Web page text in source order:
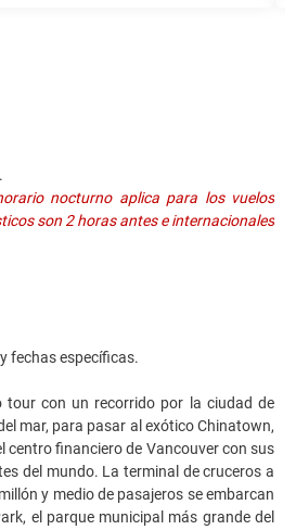
nocturno aplica para los vuelos
son 2 horas antes e internacionales
fechas específicas.
tour con un recorrido por la ciudad de
mar, para pasar al exótico Chinatown,
centro financiero de Vancouver con sus
del mundo. La terminal de cruceros a
y medio de pasajeros se embarcan
el parque municipal más grande del